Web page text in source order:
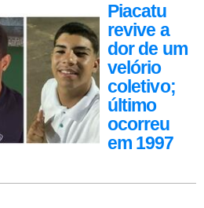
Piacatu
revive a
dor de um
velório
coletivo;
último
ocorreu
em 1997